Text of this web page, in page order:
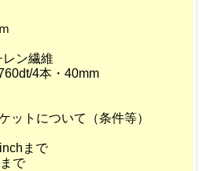
レン繊維
4本・40mm
ットについて（条件等）
まで
で